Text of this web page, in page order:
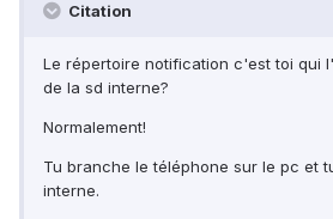
Citation
Le répertoire notification c'est toi qui
de la sd interne?
Normalement!
Tu branche le téléphone sur le pc et
interne.